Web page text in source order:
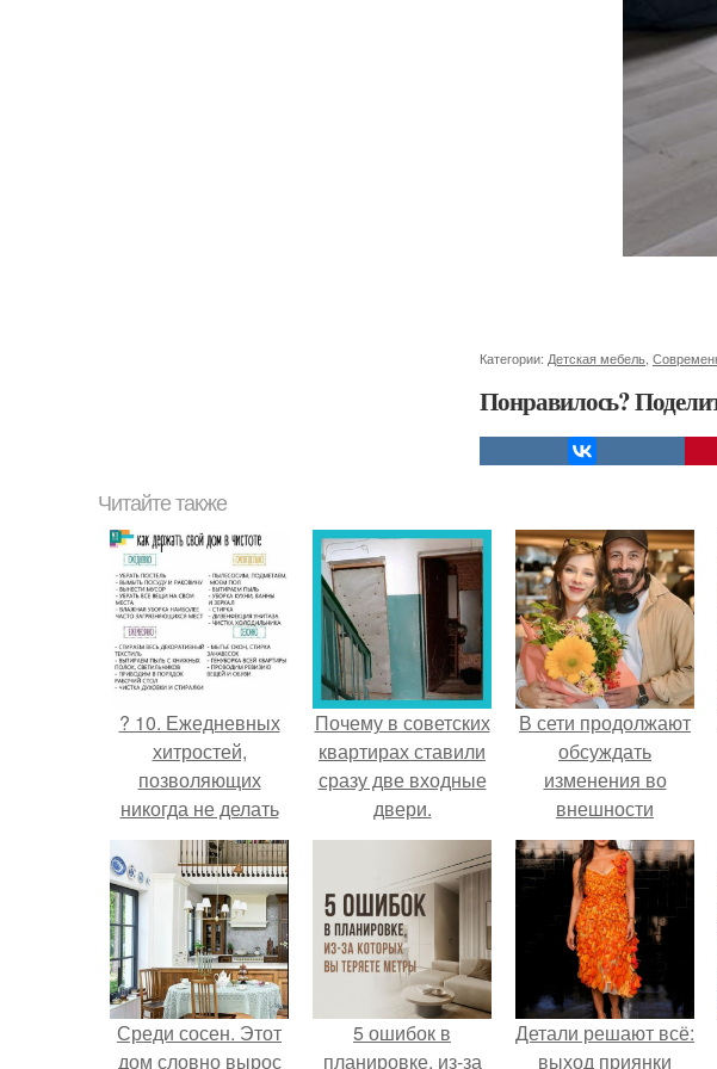
Категории: Детская мебель
Понравилось?
Читайте также
? 10. Ежедневных
хитростей,
позволяющих
никогда не делать
уборку?
Почему в советских
квартирах ставили
сразу две входные
двери.
В сети продолжают
обсуждать
изменения во
внешности
актрисы.
Среди сосен. Этот
дом словно вырос
5 ошибок в
планировке, из-за
Детали решают всё:
выход приянки